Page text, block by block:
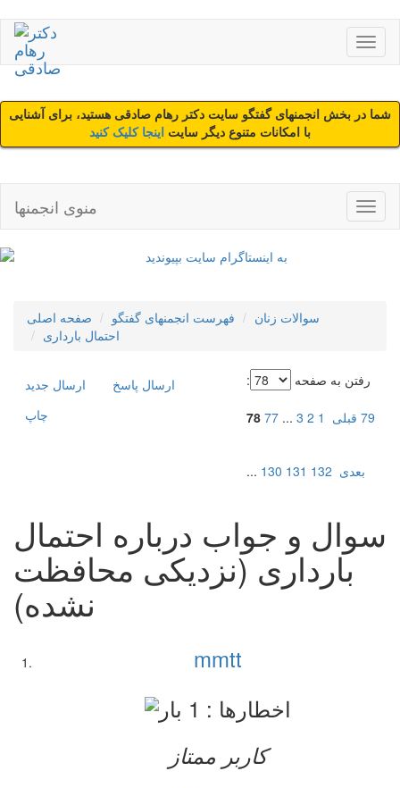
شما در بخش انجمنهای گفتگو سایت دکتر رهام صادقی هستید، برای آشنایی
با امکانات متنوع دیگر سایت اینجا کلیک کنید
منوی انجمنها
صفحه اصلی فهرست انجمنهای گفتگو
سوالات زنان
احتمال بارداری
ارسال جديد
ارسال پاسخ
چاپ
رفتن به صفحه :
قبلی 1
2
3
...
77
78 79
... 130 131 132 بعدی
سوال و جواب درباره احتمال
بارداری (نزدیکی محافظت
نشده)
mmtt
کاربر ممتاز